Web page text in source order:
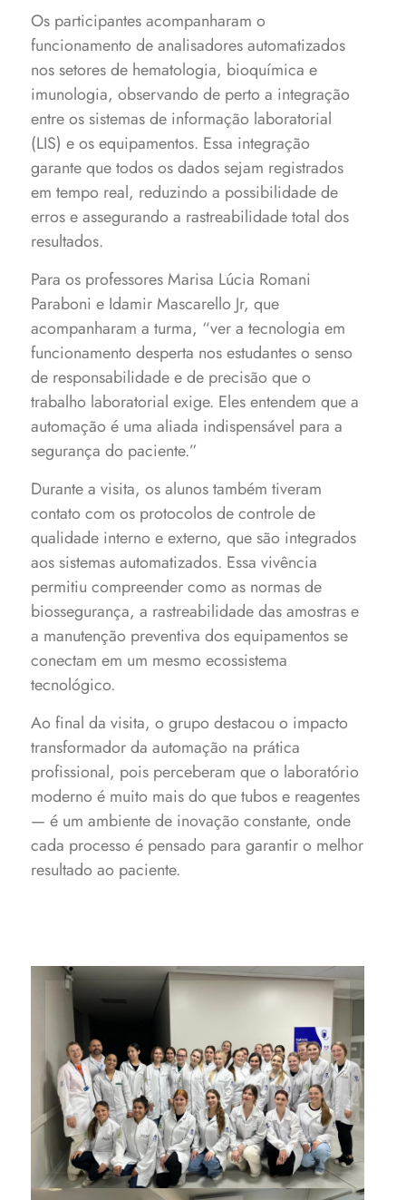
Os participantes acompanharam o
funcionamento de analisadores automatizados
nos setores de hematologia, bioquímica e
imunologia, observando de perto a integração
entre os sistemas de informação laboratorial
(LIS) e os equipamentos. Essa integração
garante que todos os dados sejam registrados
em tempo real, reduzindo a possibilidade de
erros e assegurando a rastreabilidade total dos
resultados.
Para os professores Marisa Lúcia Romani
Paraboni e Idamir Mascarello Jr, que
acompanharam a turma, “ver a tecnologia em
funcionamento desperta nos estudantes o senso
de responsabilidade e de precisão que o
trabalho laboratorial exige. Eles entendem que a
automação é uma aliada indispensável para a
segurança do paciente.”
Durante a visita, os alunos também tiveram
contato com os protocolos de controle de
qualidade interno e externo, que são integrados
aos sistemas automatizados. Essa vivência
permitiu compreender como as normas de
biossegurança, a rastreabilidade das amostras e
a manutenção preventiva dos equipamentos se
conectam em um mesmo ecossistema
tecnológico.
Ao final da visita, o grupo destacou o impacto
transformador da automação na prática
profissional, pois perceberam que o laboratório
moderno é muito mais do que tubos e reagentes
— é um ambiente de inovação constante, onde
cada processo é pensado para garantir o melhor
resultado ao paciente.
Estudantes e professores de
Biomedicina na visita à
Fundação Hospitalar Santa
Terezinha